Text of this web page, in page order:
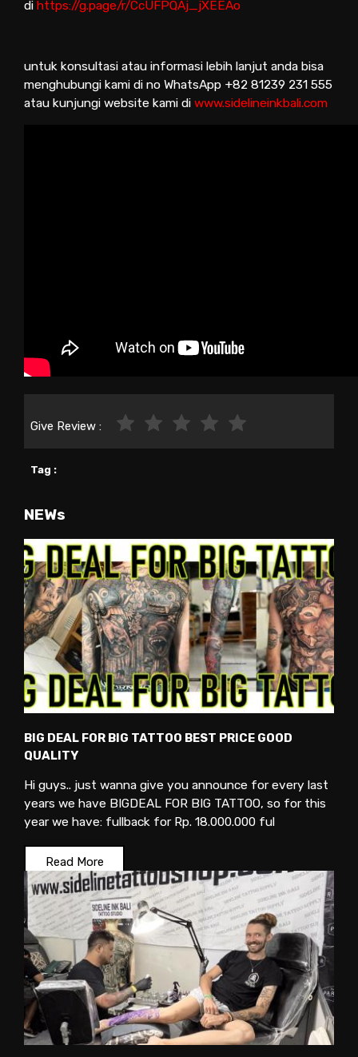
di https://g.page/r/CcUFPQAj_jXEEAo
untuk konsultasi atau informasi lebih lanjut anda bisa
menghubungi kami di no WhatsApp +82 81239 231 555
atau kunjungi website kami di www.sidelineinkbali.com
Give Review :
Tag :
NEWs
BIG DEAL FOR BIG TATTOO BEST PRICE GOOD
QUALITY
Hi guys.. just wanna give you announce for every last
years we have BIGDEAL FOR BIG TATTOO, so for this
year we have: fullback for Rp. 18.000.000 ful
Read More